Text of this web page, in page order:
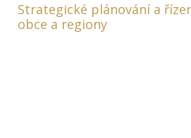
Strategické plánování a
obce a regiony